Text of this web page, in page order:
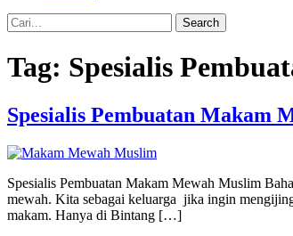
Search
Tag: Spesialis
Spesialis Pembuatan Makam
Spesialis Pembuatan Makam Mewah Muslim
mewah. Kita sebagai keluarga jika ingin
makam. Hanya di Bintang […]